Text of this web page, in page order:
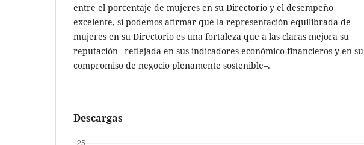
entre el porcentaje de mujeres en su Directorio y el desempeño
excelente, sí podemos afirmar que la representación equilibrada de
mujeres en su Directorio es una fortaleza que a las claras mejora su
reputación –reflejada en sus indicadores económico-financieros y en su
compromiso de negocio plenamente sostenible–.
Descargas